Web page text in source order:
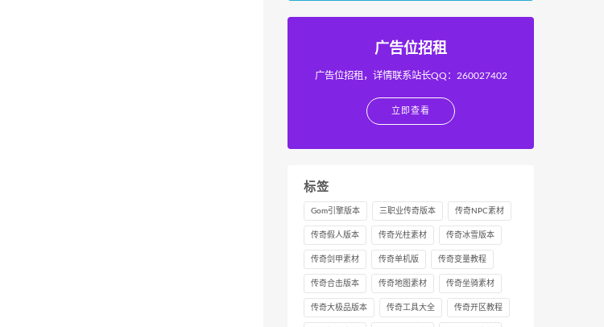
广告位招租
广告位招租，详情联系站长QQ：260027402
立即查看
标签
Gom引擎版本 三职业传奇版本 传奇NPC素材
传奇假人版本 传奇光柱素材 传奇冰雪版本
传奇剑甲素材 传奇单机版 传奇变量教程
传奇合击版本 传奇地图素材 传奇坐骑素材
传奇大极品版本 传奇工具大全 传奇开区教程